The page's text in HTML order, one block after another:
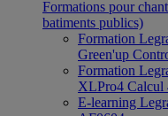
Formations pour
batiments publics)
Formation
Green'up
Formation
XLPro4 Calcul
E-learning